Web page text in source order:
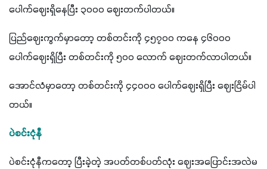
ပေါက်ဈေးရှိနေပြီး ၃၀၀၀ ဈေးတက်ပါတယ်။
ပြည်ဈေးကွက်မှာတော့ တစ်တင်းကို ၄၅၇၀၀ ကနေ ၄၆၀၀၀
ပေါက်ဈေးရှိပြီး တစ်တင်းကို ၅၀၀ လောက် ဈေးတက်လာပါတယ်။
အောင်လံမှာတော့ တစ်တင်းကို ၄၄၀၀၀ ပေါက်ဈေးရှိပြီး ဈေးငြိမ်ပါ
တယ်။
ပဲစင်းငုံနီ
ပဲစင်းငုံနီကတော့ ပြီးခဲ့တဲ့ အပတ်တစ်ပတ်လုံး ဈေးအပြောင်းအလဲမ